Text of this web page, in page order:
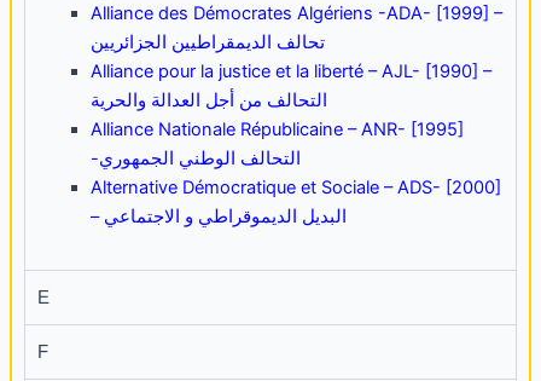
Alliance des Démocrates Algériens -ADA- [1999] –
تحالف الديمقراطيين الجزائريين
Alliance pour la justice et la liberté – AJL- [1990] –
التحالف من أجل العدالة والحرية
Alliance Nationale Républicaine – ANR- [1995]
-التحالف الوطني الجمهوري
Alternative Démocratique et Sociale – ADS- [2000]
– البديل الديموقراطي و الاجتماعي
E
F